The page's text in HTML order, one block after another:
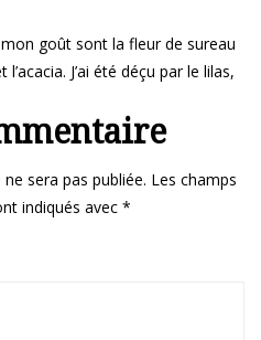
goût sont la fleur de sureau
J’ai été déçu par le lilas,
sera pas publiée. Les champs
indiqués avec *